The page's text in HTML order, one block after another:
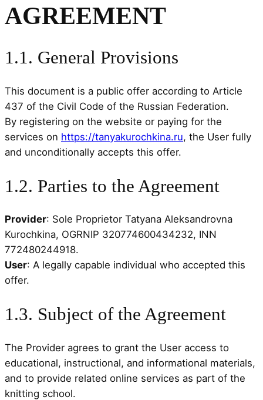
AGREEMENT
1.1. General Provisions
This document is a public offer according to Article
437 of the Civil Code of the Russian Federation.
By registering on the website or paying for the
services on https://tanyakurochkina.ru, the User fully
and unconditionally accepts this offer.
1.2. Parties to the Agreement
Provider: Sole Proprietor Tatyana Aleksandrovna
Kurochkina, OGRNIP 320774600434232, INN
772480244918.
User: A legally capable individual who accepted this
offer.
1.3. Subject of the Agreement
The Provider agrees to grant the User access to
educational, instructional, and informational materials,
and to provide related online services as part of the
knitting school.